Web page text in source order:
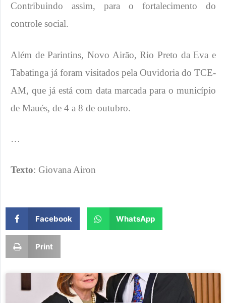
Contribuindo assim, para o fortalecimento do
controle social.
Além de Parintins, Novo Airão, Rio Preto da Eva e
Tabatinga já foram visitados pela Ouvidoria do TCE-
AM, que já está com data marcada para o município
de Maués, de 4 a 8 de outubro.
…
Texto: Giovana Airon
Facebook WhatsApp
Print
PagePagePagePagePage